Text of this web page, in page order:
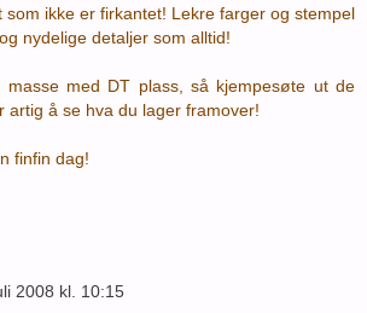
som ikke er firkantet! Lekre farger og stempel
nydelige detaljer som alltid!
masse med DT plass, så kjempesøte ut de
artig å se hva du lager framover!
finfin dag!
2008 kl. 10:15